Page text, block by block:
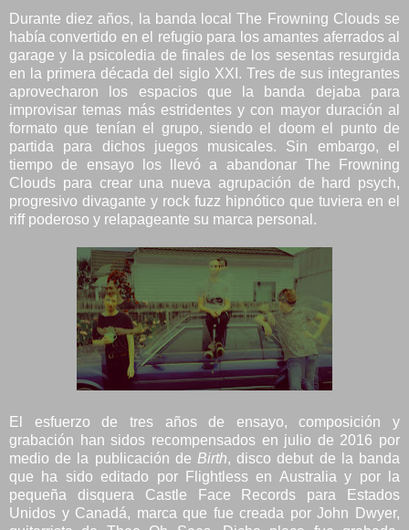
Durante diez años, la banda local The Frowning Clouds se
había convertido en el refugio para los amantes aferrados al
garage y la psicoledia de finales de los sesentas resurgida
en la primera década del siglo XXI. Tres de sus integrantes
aprovecharon los espacios que la banda dejaba para
improvisar temas más estridentes y con mayor duración al
formato que tenían el grupo, siendo el doom el punto de
partida para dichos juegos musicales. Sin embargo, el
tiempo de ensayo los llevó a abandonar The Frowning
Clouds para crear una nueva agrupación de hard psych,
progresivo divagante y rock fuzz hipnótico que tuviera en el
riff poderoso y relapageante su marca personal.
El esfuerzo de tres años de ensayo, composición y
grabación han sidos recompensados en julio de 2016 por
medio de la publicación de Birth, disco debut de la banda
que ha sido editado por Flightless en Australia y por la
pequeña disquera Castle Face Records para Estados
Unidos y Canadá, marca que fue creada por John Dwyer,